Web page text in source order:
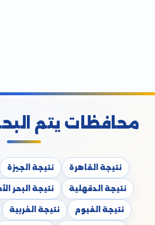
محافظات يتم
نتيجة القاهرة نتيجة الجيزة
نتيجة الدقهلية نتيجة البحر
نتيجة الفيوم نتيجة الغربية